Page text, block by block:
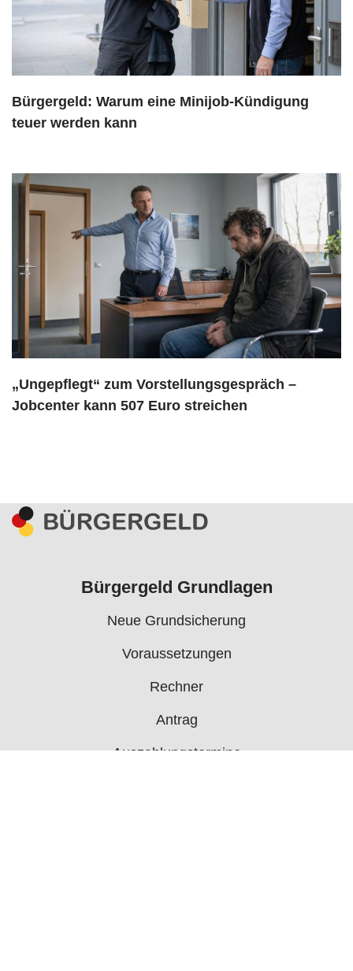
Bürgergeld: Warum eine Minijob-Kündigung
teuer werden kann
„Ungepflegt“ zum Vorstellungsgespräch –
Jobcenter kann 507 Euro streichen
Bürgergeld Grundlagen
Neue Grundsicherung
Voraussetzungen
Rechner
Antrag
Auszahlungstermine